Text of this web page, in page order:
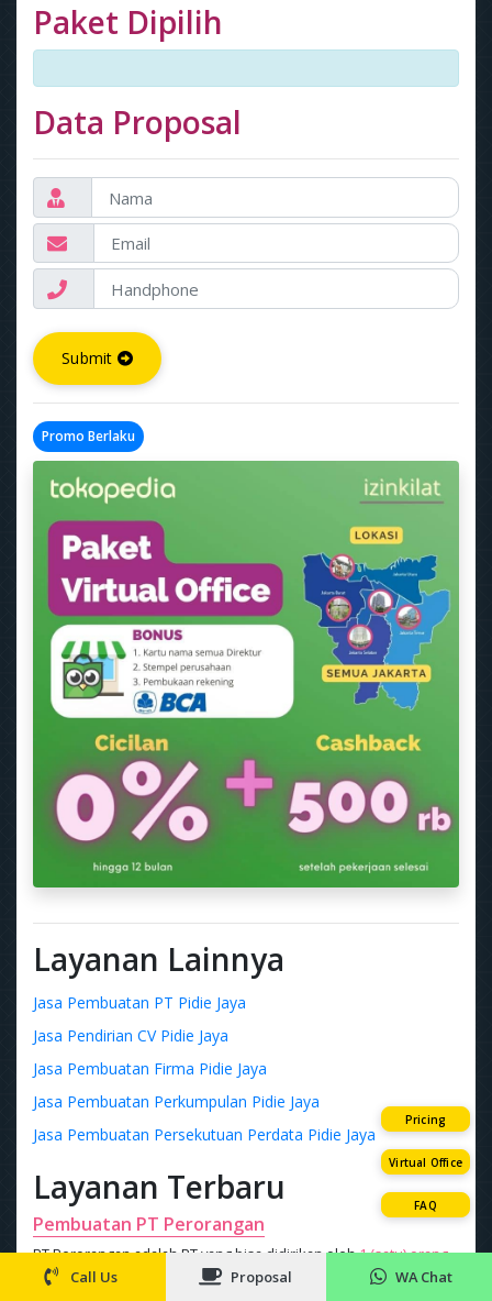
Paket Dipilih
Data Proposal
Submit
Promo Berlaku
Layanan Lainnya
Jasa Pembuatan PT Pidie Jaya
Jasa Pendirian CV Pidie Jaya
Jasa Pembuatan Firma Pidie Jaya
Jasa Pembuatan Perkumpulan Pidie Jaya
Jasa Pembuatan Persekutuan Perdata Pidie Jaya
Layanan Terbaru
Pembuatan PT Perorangan
PT Perorangan adalah PT yang bisa didirikan oleh1 (satu) orang,
lebih murahRp 1 juta
Pricing
Virtual Office
FAQ
Call Us Proposal WA Chat